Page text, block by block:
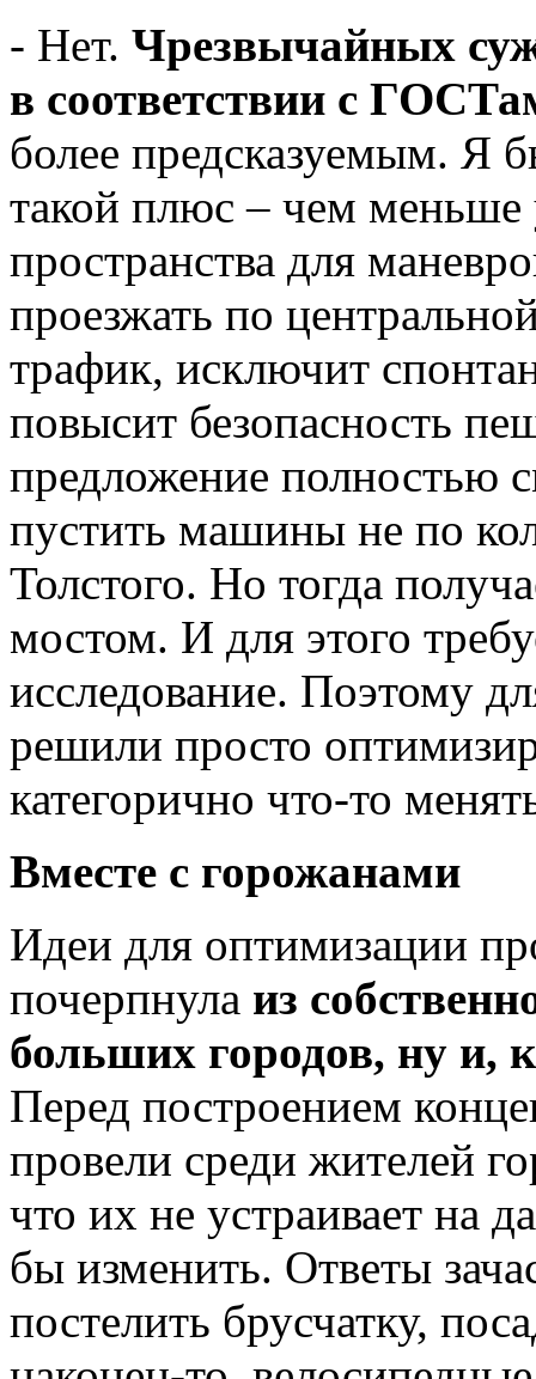
- Нет. Чрезвычайных
в соответствии с
более предсказуемым. Я
такой плюс – чем меньше
пространства для
проезжать по
трафик, исключит
повысит безопасность
предложение полностью
пустить машины не по
Толстого. Но тогда
мостом. И для этого
исследование. Поэтому
решили просто
категорично что-то
Вместе с горожанами
Идеи для оптимизации
почерпнула из
больших городов, ну и,
Перед построением
провели среди жителей
что их не устраивает на
бы изменить. Ответы
постелить брусчатку,